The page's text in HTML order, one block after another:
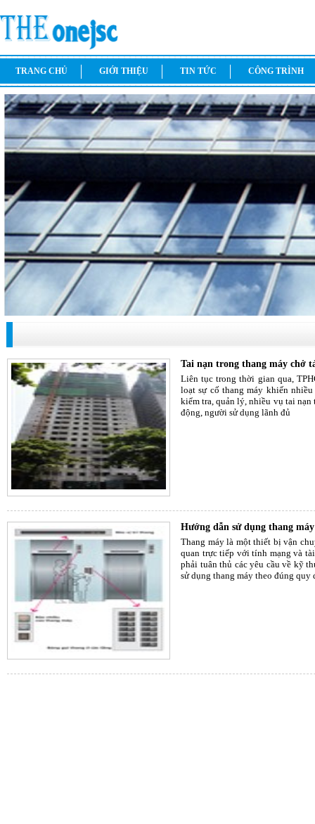
TRANG CHỦ GIỚI THIỆU TIN TỨC CÔNG TRÌNH
Tai nạn trong thang máy chở
Liên tục trong thời gian qua,
loạt sự cố thang máy khiến
kiểm tra, quản lý, nhiều vụ tai nạn
động, người sử dụng lãnh đủ
Hướng dẫn sử dụng thang
Thang máy là một thiết bị vận
quan trực tiếp với tính mạng và
phải tuân thủ các yêu cầu về kỹ
sử dụng thang máy theo đúng quy